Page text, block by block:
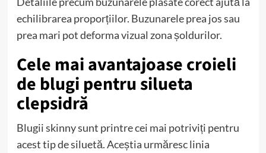
echilibrarea proporțiilor. Buzunarele prea jos sau
prea mari pot deforma vizual zona șoldurilor.
Cele mai avantajoase croieli
de blugi pentru silueta
clepsidră
Blugii skinny sunt printre cei mai potriviți pentru
acest tip de siluetă. Aceștia urmăresc linia